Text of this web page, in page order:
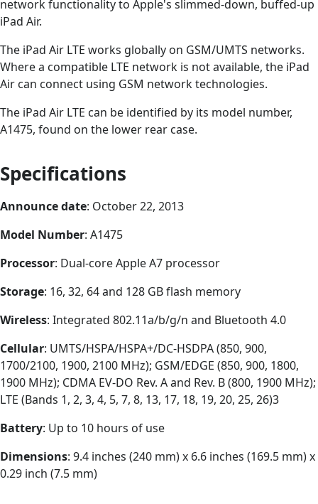
network functionality to Apple's slimmed-down, buffed-up
iPad Air.
The iPad Air LTE works globally on GSM/UMTS networks.
Where a compatible LTE network is not available, the iPad
Air can connect using GSM network technologies.
The iPad Air LTE can be identified by its model number,
A1475, found on the lower rear case.
Specifications
Announce date: October 22, 2013
Model Number: A1475
Processor: Dual-core Apple A7 processor
Storage: 16, 32, 64 and 128 GB flash memory
Wireless: Integrated 802.11a/b/g/n and Bluetooth 4.0
Cellular: UMTS/HSPA/HSPA+/DC-HSDPA (850, 900,
1700/2100, 1900, 2100 MHz); GSM/EDGE (850, 900, 1800,
1900 MHz); CDMA EV-DO Rev. A and Rev. B (800, 1900 MHz);
LTE (Bands 1, 2, 3, 4, 5, 7, 8, 13, 17, 18, 19, 20, 25, 26)3
Battery: Up to 10 hours of use
Dimensions: 9.4 inches (240 mm) x 6.6 inches (169.5 mm) x
0.29 inch (7.5 mm)